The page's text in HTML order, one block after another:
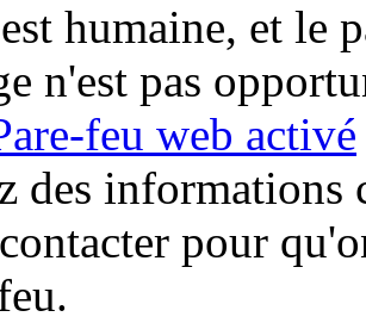
humaine, et le
n'est pas
feu web activé
des informations
pour